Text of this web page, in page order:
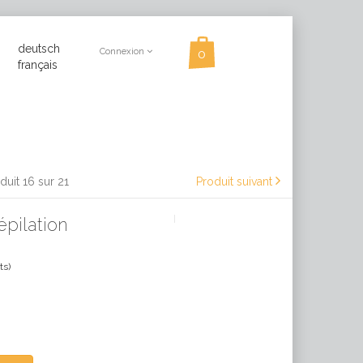
deutsch
français
Connexion
16 sur 21 Produit suivant